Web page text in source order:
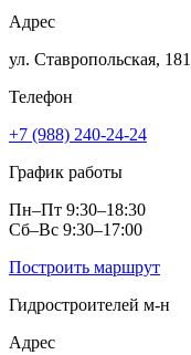
Адрес
ул. Ставропольская, 181
Телефон
+7 (988) 240-24-24
График работы
Пн–Пт 9:30–18:30
Сб–Вс 9:30–17:00
Построить маршрут
Гидростроителей м‑н
Адрес